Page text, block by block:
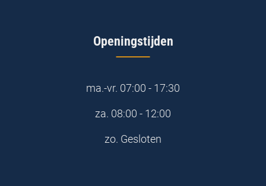
Openingstijden
ma.-vr. 07:00 - 17:30
za. 08:00 - 12:00
zo. Gesloten